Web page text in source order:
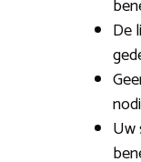
De
Uw